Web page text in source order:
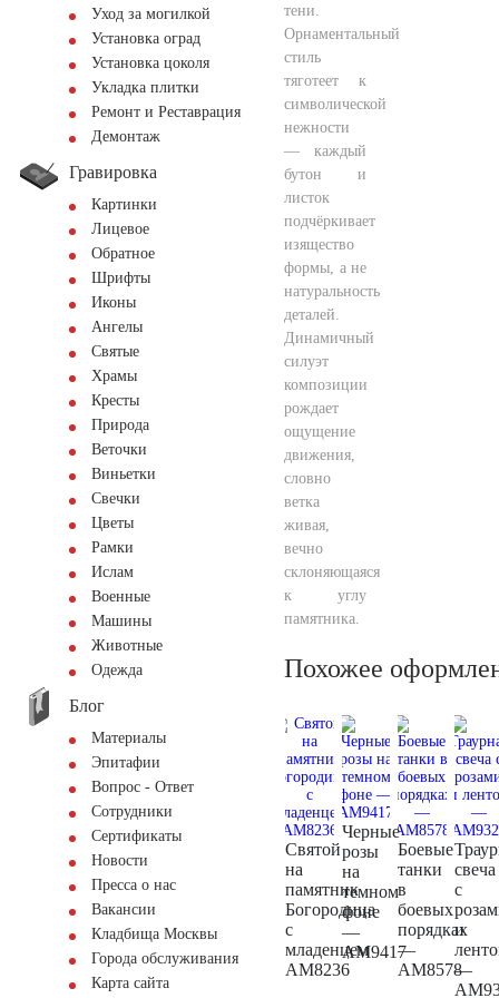
Уход за могилкой
Установка оград
Установка цоколя
Укладка плитки
Ремонт и Реставрация
Демонтаж
Гравировка
Картинки
Лицевое
Обратное
Шрифты
Иконы
Ангелы
Святые
Храмы
Кресты
Природа
Веточки
Виньетки
Свечки
Цветы
Рамки
Ислам
Военные
Машины
Животные
Одежда
Блог
Материалы
Эпитафии
Вопрос - Ответ
Сотрудники
Сертификаты
Новости
Пресса о нас
Вакансии
Кладбища Москвы
Города обслуживания
Карта сайта
тени.
Орнаментальный
стиль
тяготеет к
символической
нежности
— каждый
бутон и
листок
подчёркивает
изящество
формы, а не
натуральность
деталей.
Динамичный
силуэт
композиции
рождает
ощущение
движения,
словно
ветка
живая,
вечно
склоняющаяся
к углу
памятника.
Похожее
Святой
на
памятник
Богородица
с
младенцем
AM8236
Черные
розы
на
темном
фоне
—
AM9417
Боевые
танки
в
боевых
порядках
—
AM8578
свеча
с
и
—